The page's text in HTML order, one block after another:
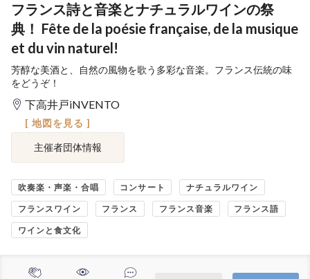
フランス詩と音楽とナチュラルワインの祭
典！ Fête de la poésie française, de la musique
et du vin naturel!
芳醇な美酒と、自然の風物を歌う多彩な音楽。フランス伝統の味
をどうぞ！
下高井戸iNVENTO
[ 地図を見る ]
主催者団体情報
吹奏楽・声楽・合唱 コンサート ナチュラルワイン
フランスワイン フランス フランス音楽 フランス語
ワインと食文化